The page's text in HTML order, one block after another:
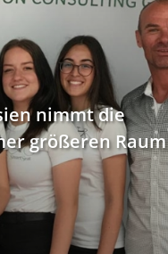
nimmt die
größeren Raum